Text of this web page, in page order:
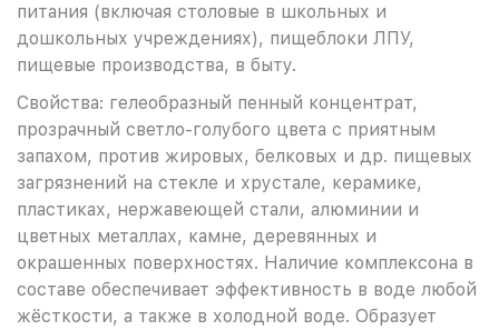
питания (включая столовые в школьных и
дошкольных учреждениях), пищеблоки ЛПУ,
пищевые производства, в быту.
Свойства: гелеобразный пенный концентрат,
прозрачный светло-голубого цвета с приятным
запахом, против жировых, белковых и др. пищевых
загрязнений на стекле и хрустале, керамике,
пластиках, нержавеющей стали, алюминии и
цветных металлах, камне, деревянных и
окрашенных поверхностях. Наличие комплексона в
составе обеспечивает эффективность в воде любой
жёсткости, а также в холодной воде. Образует